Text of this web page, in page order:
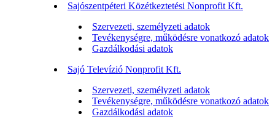
Sajószentpéteri Közétkeztetési Nonprofit Kft.
Szervezeti, személyzeti adatok
Tevékenységre, működésre vonatkozó adatok
Gazdálkodási adatok
Sajó Televízió Nonprofit Kft.
Szervezeti, személyzeti adatok
Tevékenységre, működésre vonatkozó adatok
Gazdálkodási adatok